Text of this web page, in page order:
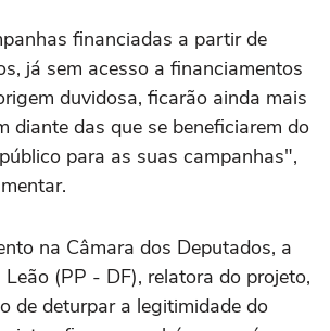
financiadas a partir de
já sem acesso a financiamentos
duvidosa, ficarão ainda mais
diante das que se beneficiarem do
para as suas campanhas",
na Câmara dos Deputados, a
(PP - DF), relatora do projeto,
de deturpar a legitimidade do